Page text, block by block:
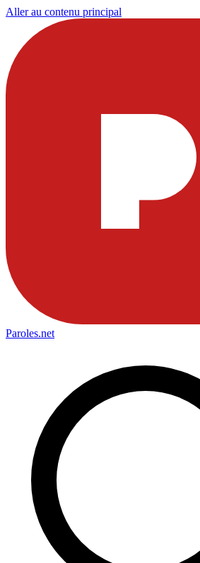
Aller au contenu principal
Paroles.net